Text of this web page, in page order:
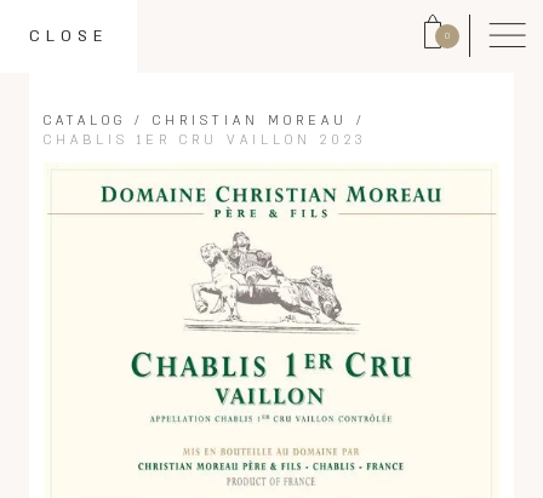
0
CLOSE
CATALOG / CHRISTIAN MOREAU
/
CHABLIS 1ER CRU VAILLON 2023